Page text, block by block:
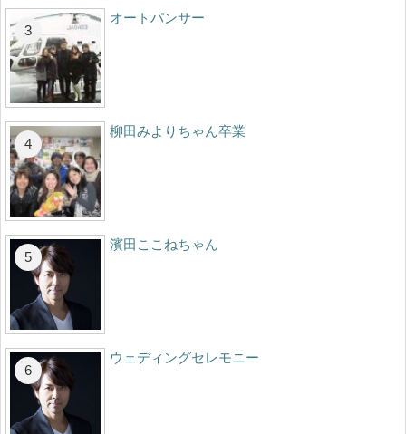
オートパンサー
柳田みよりちゃん卒業
濱田ここねちゃん
ウェディングセレモニー